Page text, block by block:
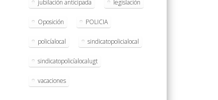
jubilación anticipada legislación
Oposición POLICIA
policíalocal sindicatopolicialocal
sindicatopolicíalocalugt
vacaciones